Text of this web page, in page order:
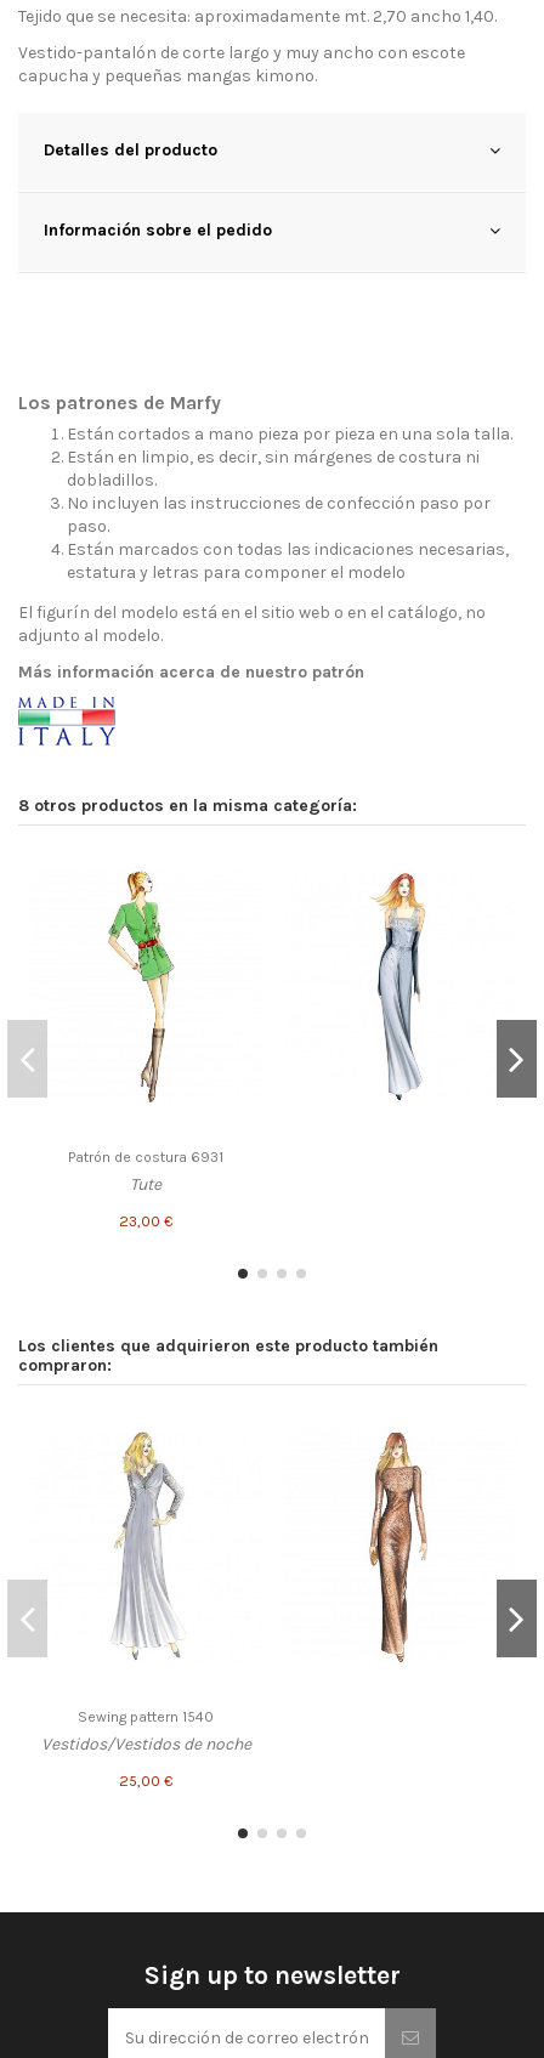
Tejido que se necesita: aproximadamente mt. 2,70 ancho 1,40.
Vestido-pantalón de corte largo y muy ancho con escote
capucha y pequeñas mangas kimono.
Detalles del producto
Información sobre el pedido
Los patrones de Marfy
Están cortados a mano pieza por pieza en una sola talla.
Están en limpio, es decir, sin márgenes de costura ni
dobladillos.
No incluyen las instrucciones de confección paso por
paso.
Están marcados con todas las indicaciones necesarias,
estatura y letras para componer el modelo
El figurín del modelo está en el sitio web o en el catálogo, no
adjunto al modelo.
Más información acerca de nuestro patrón
8 otros productos en la misma categoría:
Patrón de costura 6931
Tute
23,00 €
Los clientes que adquirieron este producto también
compraron:
Sewing pattern 1540
Vestidos/Vestidos de noche
25,00 €
Sign up to newsletter